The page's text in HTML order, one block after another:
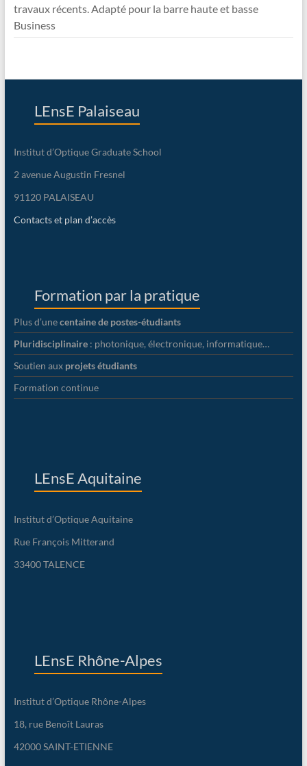
travaux récents. Adapté pour la barre haute et basse
Business
LEnsE Palaiseau
Institut d’Optique Graduate School
2 avenue Augustin Fresnel
91120 PALAISEAU
Contacts et plan d’accès
Formation par la pratique
Plus d’unecentaine de postes-étudiants
Pluridisciplinaire: photonique, électronique, informatique…
Soutien aux projets étudiants
Formation continue
LEnsE Aquitaine
Institut d’Optique Aquitaine
Rue François Mitterand
33400 TALENCE
LEnsE Rhône-Alpes
Institut d’Optique Rhône-Alpes
18, rue Benoît Lauras
42000 SAINT-ETIENNE